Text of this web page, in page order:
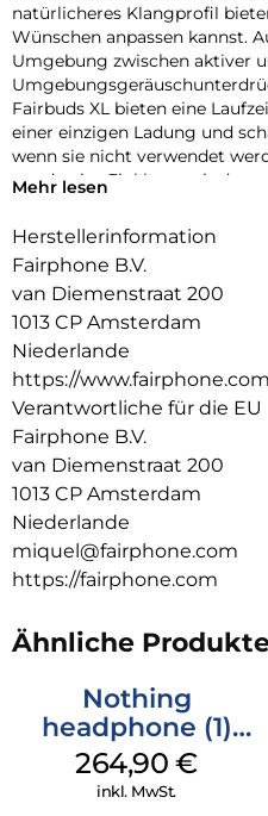
natürlicheres Klangprofil
Wünschen anpassen kannst.
Umgebung zwischen aktiver
Fairbuds XL bieten eine
einer einzigen Ladung und
wenn sie nicht verwendet
wurden im Einklang mit der
mit neun austauschbaren
Staub und Feuchtigkeit.
mehr faire und recycelte
mehr als 80% recycelte
Seltenerdelemente in den
werden zu 100 % mit
sind zudem zu 100 %
frischen Farben erhältlich und
Garantie für zusätzliche
Fairbuds XL. Erstklassiger
Mehr lesen
Herstellerinformation
Fairphone B.V.
van Diemenstraat 200
1013 CP Amsterdam
Niederlande
https://www.fairphone.com
Verantwortliche für die EU
Fairphone B.V.
van Diemenstraat 200
1013 CP Amsterdam
Niederlande
miquel@fairphone.com
https://fairphone.com
Ähnliche
Nothing
headphone (1)
Weiß
264,90€
inkl. MwSt.